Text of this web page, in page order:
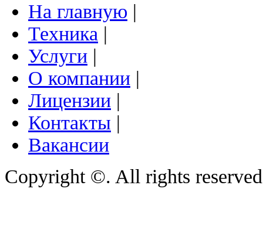
На главную |
Техника |
Услуги |
О компании |
Лицензии |
Контакты |
Вакансии
Copyright ©. All rights